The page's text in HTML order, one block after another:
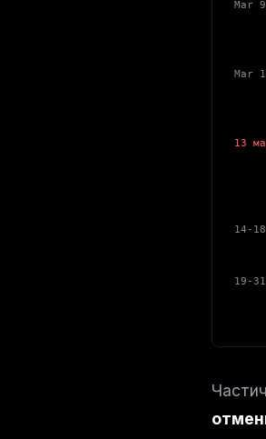
Mar
Mar
13
14-
19-
+